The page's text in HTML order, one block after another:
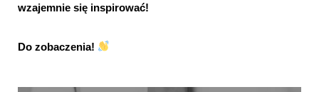
wzajemnie się inspirować!
Do zobaczenia!